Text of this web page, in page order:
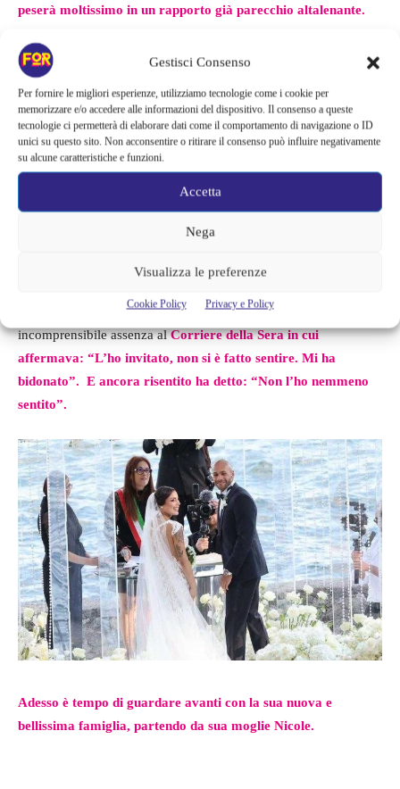
Gestisci Consenso
Per fornire le migliori esperienze, utilizziamo tecnologie come i cookie per
memorizzare e/o accedere alle informazioni del dispositivo. Il consenso a queste
tecnologie ci permetterà di elaborare dati come il comportamento di navigazione o ID
unici su questo sito. Non acconsentire o ritirare il consenso può influire negativamente
su alcune caratteristiche e funzioni.
Accetta
Nega
Visualizza le preferenze
Cookie Policy Privacy e Policy
peserà moltissimo in un rapporto già parecchio altalenante.
Nato a
, Marcell Jacobs si trasferisce piccolissimo a
Desenzano del Garda con la madre i
un legame problematico.
Al matrimonio, però, erano presenti un
po’ dei suoi parenti americani, tra cuila nonna, gli zii e alcuni
cuginiche hanno alloggiatonell’hotel della mamma di Jacobs.
Insomma, malgrado le difficoltà familiari il matrimonio è stato
davvero un evento da favola.
Così come lo sarà il viaggio di nozze da sogno di
Marcell che voleranno verso mete meravigliose, tra Bali e le
dichiarazioni di Jacobs riguardo a suo padre e alla sua
incomprensibile assenza alCorriere della Sera in cui
affermava: “L’ho invitato, non si è fatto sentire. Mi ha
bidonato”. E ancora risentito ha detto: “Non l’ho nemmeno
sentito”.
Adesso è tempo di guardare avanti con la sua nuova e
bellissima famiglia, partendo da sua moglie Nicole.